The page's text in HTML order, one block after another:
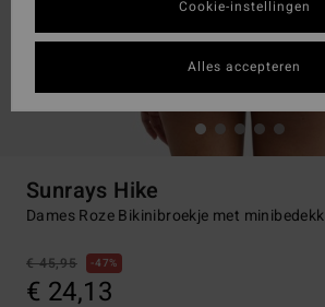
Sunrays Hike
Dames Roze Bikinibroekje met
€ 45,95 47%
€ 24,13
Cookie-instellingen
Alles accepteren